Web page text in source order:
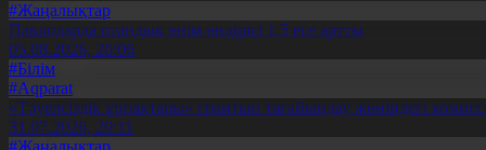
#Жаңалықтар
Павлодарда отандық өнім өндірісі 1,5 есе артты
05.08.2026, 20:06
#Білім
#Aqparat
«Тәуелсіздік ұрпақтары» грантын тағайындау жөніндегі
31.07.2026, 20:11